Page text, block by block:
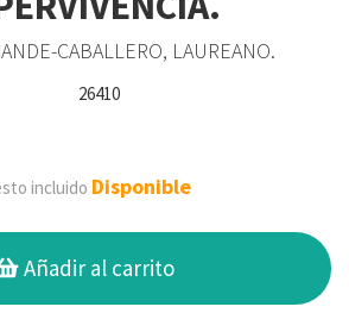
CABALLERO, LAUREANO.
26410
incluido Disponible
Añadir al carrito